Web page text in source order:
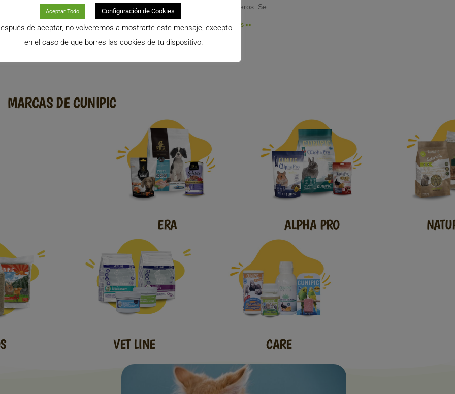
una capacidad
Leer Más >>
mamíferos. Se
Leer Más >>
MARCAS DE CUNIPIC
ERA ALPHA PRO
VET LINE CARE
Aceptar Todo Configuración de Cookies
de aceptar, no volveremos a mostrarte este mensaje, excepto
en el caso de que borres las cookies de tu dispositivo.